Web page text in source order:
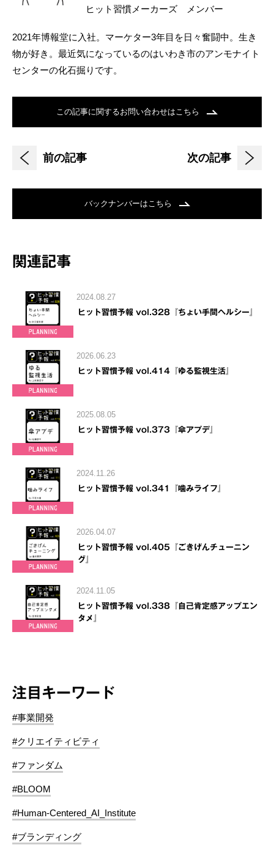
ヒット習慣メーカーズ メンバー
2021年博報堂に入社。マーケター3年目を日々奮闘中。生き
物が好き。最近気になっているのはいわき市のアンモナイト
センターの化石掘りです。
この記事に関するお問い合わせはこちら
前の記事 次の記事
バックナンバーはこちら
関連記事
2024.08.27
ヒット習慣予報 vol.328『ちょい手間ヘルシー』
2026.06.23
ヒット習慣予報 vol.414『ゆる監視生活』
2025.08.05
ヒット習慣予報 vol.373『傘アプデ』
2024.11.26
ヒット習慣予報 vol.341『噛みライフ』
2026.04.07
ヒット習慣予報 vol.405『ごきげんチューニン
グ』
2024.11.05
ヒット習慣予報 vol.338『自己肯定感アップエン
タメ』
注目キーワード
#事業開発
#クリエイティビティ
#ファンダム
#BLOOM
#Human-Centered_AI_Institute
#ブランディング